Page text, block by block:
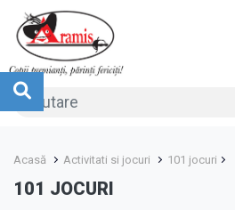
Acasă Activitati si jocuri 101 jocuri
101 JOCURI